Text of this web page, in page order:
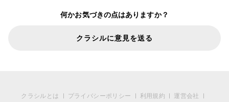
何かお気づきの点はありますか？
クラシルに意見を送る
クラシルとは プライバシーポリシー 利用規約 運営会社